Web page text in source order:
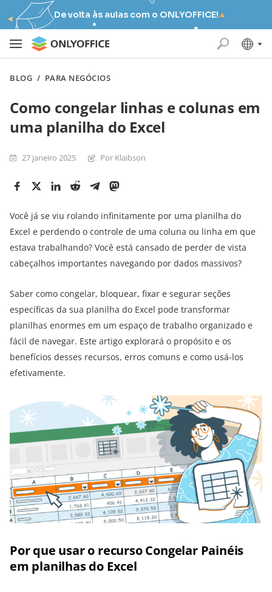
De volta às aulas com o ONLYOFFICE!
BLOG / PARA NEGÓCIOS
Como congelar linhas e colunas em
uma planilha do Excel
27 janeiro 2025 Por Klaibson
Você já se viu rolando infinitamente por uma planilha do
Excel e perdendo o controle de uma coluna ou linha em que
estava trabalhando? Você está cansado de perder de vista
cabeçalhos importantes navegando por dados massivos?
Saber como congelar, bloquear, fixar e segurar seções
específicas da sua planilha do Excel pode transformar
planilhas enormes em um espaço de trabalho organizado e
fácil de navegar. Este artigo explorará o propósito e os
benefícios desses recursos, erros comuns e como usá-los
efetivamente.
Por que usar o recurso Congelar Painéis
em planilhas do Excel